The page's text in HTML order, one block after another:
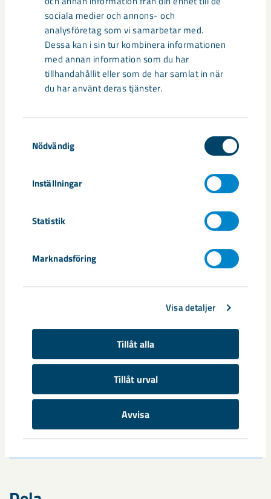
sociala medier och annons- och
analysföretag som vi samarbetar med.
Dessa kan i sin tur kombinera informationen
med annan information som du har
tillhandahållit eller som de har samlat in när
du har använt deras tjänster.
Nödvändig
Inställningar
Statistik
Marknadsföring
Visa detaljer
Tillåt alla
Tillåt urval
Avvisa
ålagda att lägga undan pengar för efterbehandling och att
visa att vi har en plan för att återställa miljön när
gruvbrytningen är klar.